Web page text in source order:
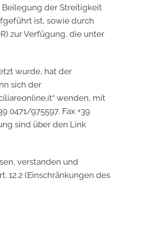
der Streitigkeit
ist, sowie durch
zur Verfügung, die unter
wurde, hat der
sich der
wenden, mit
0471/975597, Fax +39
sind über den Link
verstanden und
12.2 (Einschränkungen des